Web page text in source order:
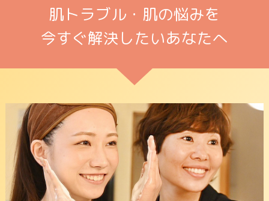
肌トラブル・肌の悩みを
今すぐ解決したいあなたへ